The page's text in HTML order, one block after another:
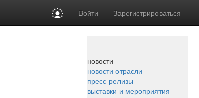
Войти Зарегистрироваться
новости
новости отрасли
пресс-релизы
выставки и мероприятия